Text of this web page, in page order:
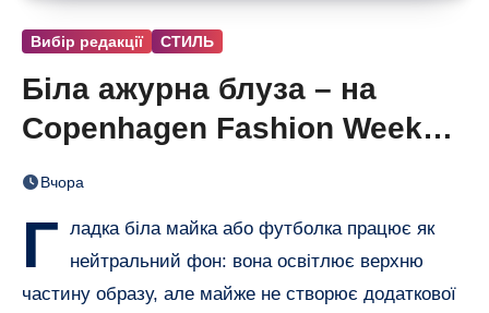
Вибір редакції СТИЛЬ
Біла ажурна блуза – на
Copenhagen Fashion Week
показали тренд цього літа
Вчора
Г ладка біла майка або футболка працює як
нейтральний фон: вона освітлює верхню
частину образу, але майже не створює додаткової